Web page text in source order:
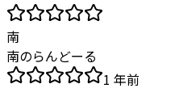
南
南のらんどーる
1 年前